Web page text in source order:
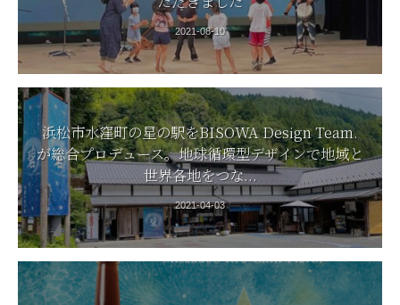
2021-08-10
浜松市水窪町の星の駅をBISOWA Design Team.
が総合プロデュース。地球循環型デザインで地域と
世界各地をつな...
2021-04-03